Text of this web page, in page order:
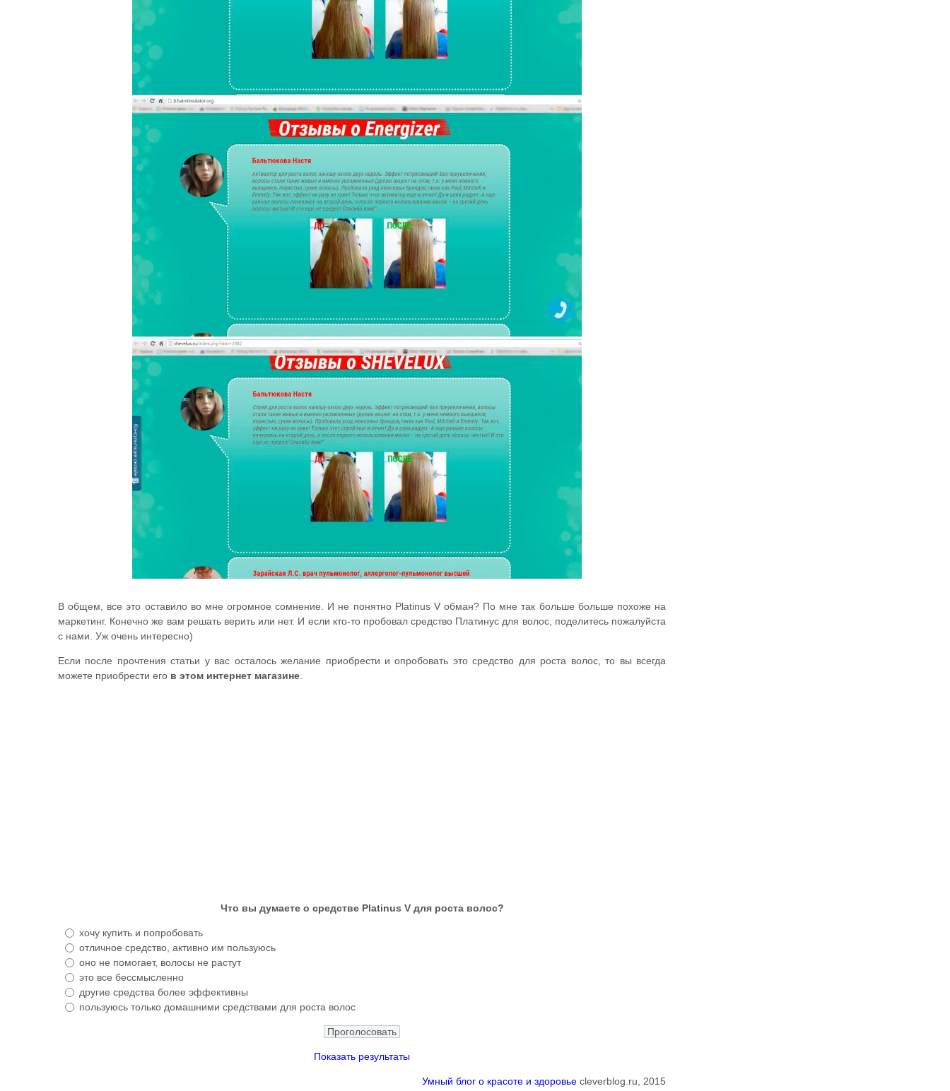
В общем, все это оставило во мне огромное сомнение. И не понятно Platinus V обман? По мне так больше больше похоже на
маркетинг. Конечно же вам решать верить или нет. И если кто-то пробовал средство Платинус для волос, поделитесь пожалуйста
с нами. Уж очень интересно)
Если после прочтения статьи у вас осталось желание приобрести и опробовать это средство для роста волос, то вы всегда
можете приобрести его в этом интернет магазине
Что вы думаете о средстве Platinus V для роста волос?
хочу купить и попробовать
отличное средство, активно им пользуюсь
оно не помогает, волосы не растут
это все бессмысленно
другие средства более эффективны
пользуюсь только домашними средствами для роста волос
Показать результаты
Умный блог о красоте и здоровье cleverblog.ru, 2015